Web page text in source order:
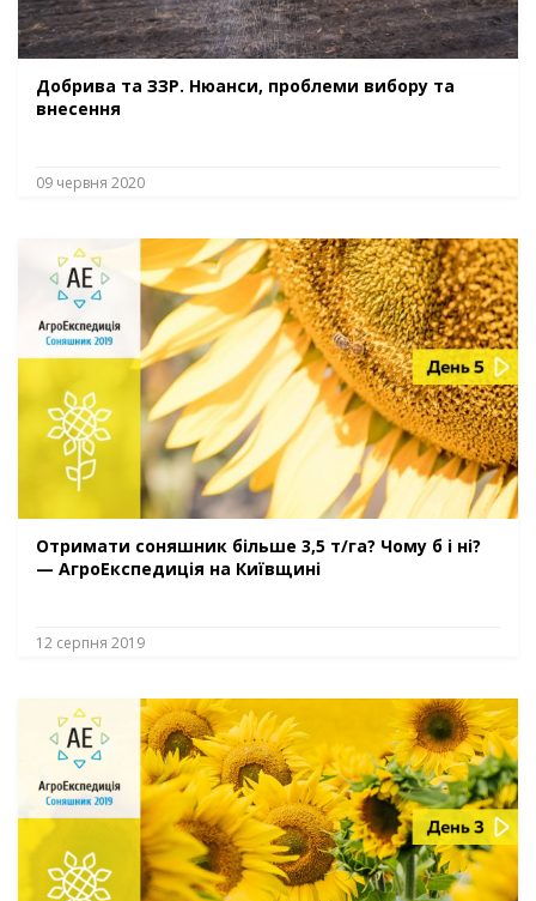
Добрива та ЗЗР. Нюанси, проблеми вибору та
внесення
09 червня 2020
Отримати соняшник більше 3,5 т/га? Чому б і ні?
— АгроЕкспедиція на Київщині
12 серпня 2019